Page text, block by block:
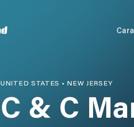
UNITED STATES • NEW JERSEY
C & C